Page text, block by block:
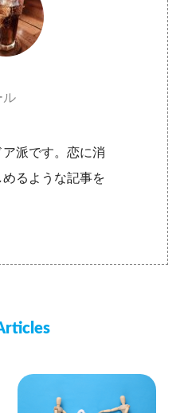
ル
派です。恋に消
るような記事を